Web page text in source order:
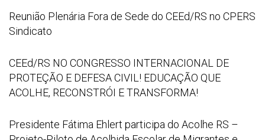
Educação”
2026
07
16
52
53
Reunião
Plenária
de
Sede
do
CEEd/RS
CPERS
Reunião Plenária Fora de Sede do CEEd/RS no CPERS
Sindicato
CEEd/RS
NO
CONGRESSO
DE
PROTEÇÃO
CEEd/RS NO CONGRESSO INTERNACIONAL DE
PROTEÇÃO E DEFESA CIVIL! EDUCAÇÃO QUE
ACOLHE, RECONSTRÓI E TRANSFORMA!
Captura
de
Presidente Fátima Ehlert participa do Acolhe RS –